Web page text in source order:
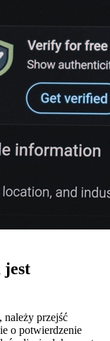
jest
należy przejść
o potwierdzenie